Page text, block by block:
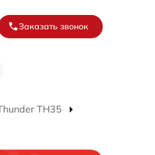
Заказать звонок
TH35